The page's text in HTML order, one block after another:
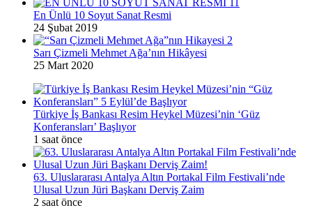
En Ünlü 10 Soyut Sanat Resmi
24 Şubat 2019
Sarı Çizmeli Mehmet Ağa’nın Hikâyesi
25 Mart 2020
Türkiye İş Bankası Resim Heykel Müzesi’nin ‘Güz
Konferansları’ Başlıyor
1 saat önce
63. Uluslararası Antalya Altın Portakal Film Festivali’nde
Ulusal Uzun Jüri Başkanı Derviş Zaim
2 saat önce